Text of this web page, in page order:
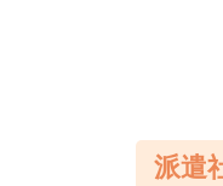
派遣